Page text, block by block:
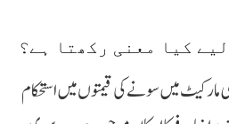
کیا معنی رکھتا ہے؟
مارکیٹ میں سونے کی قیمتوں میں استحکام